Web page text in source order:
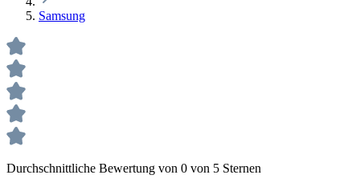
Samsung
Durchschnittliche Bewertung von 0 von 5 Sternen